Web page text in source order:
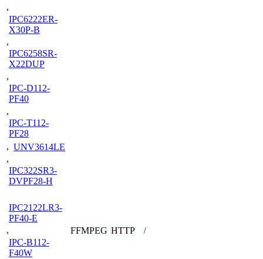
,
IPC6222ER-
X30P-B
,
IPC6258SR-
X22DUP
,
IPC-D112-
PF40
,
IPC-T112-
PF28
, UNV3614LE
,
IPC322SR3-
DVPF28-H
IPC2122LR3-
PF40-E
,
IPC-B112-
F40W
FFMPEG HTTP /